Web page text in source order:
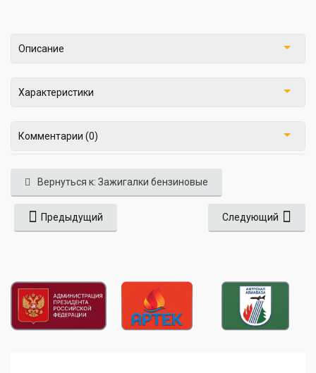
Описание
Характеристики
Комментарии (0)
Вернуться к: Зажигалки бензиновые
Предыдущий Следующий